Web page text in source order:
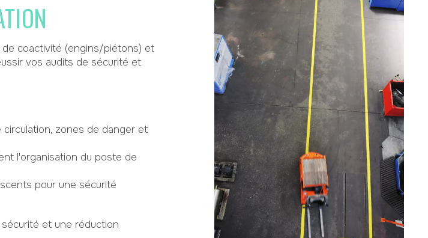
coactivité (engins/piétons) et
vos audits de sécurité et
circulation, zones de danger et
l'organisation du poste de
pour une sécurité
et une réduction